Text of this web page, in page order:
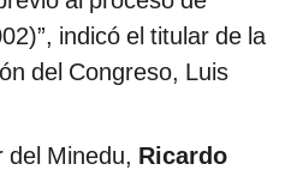
indicó el titular de la
del Congreso, Luis
del Minedu, Ricardo